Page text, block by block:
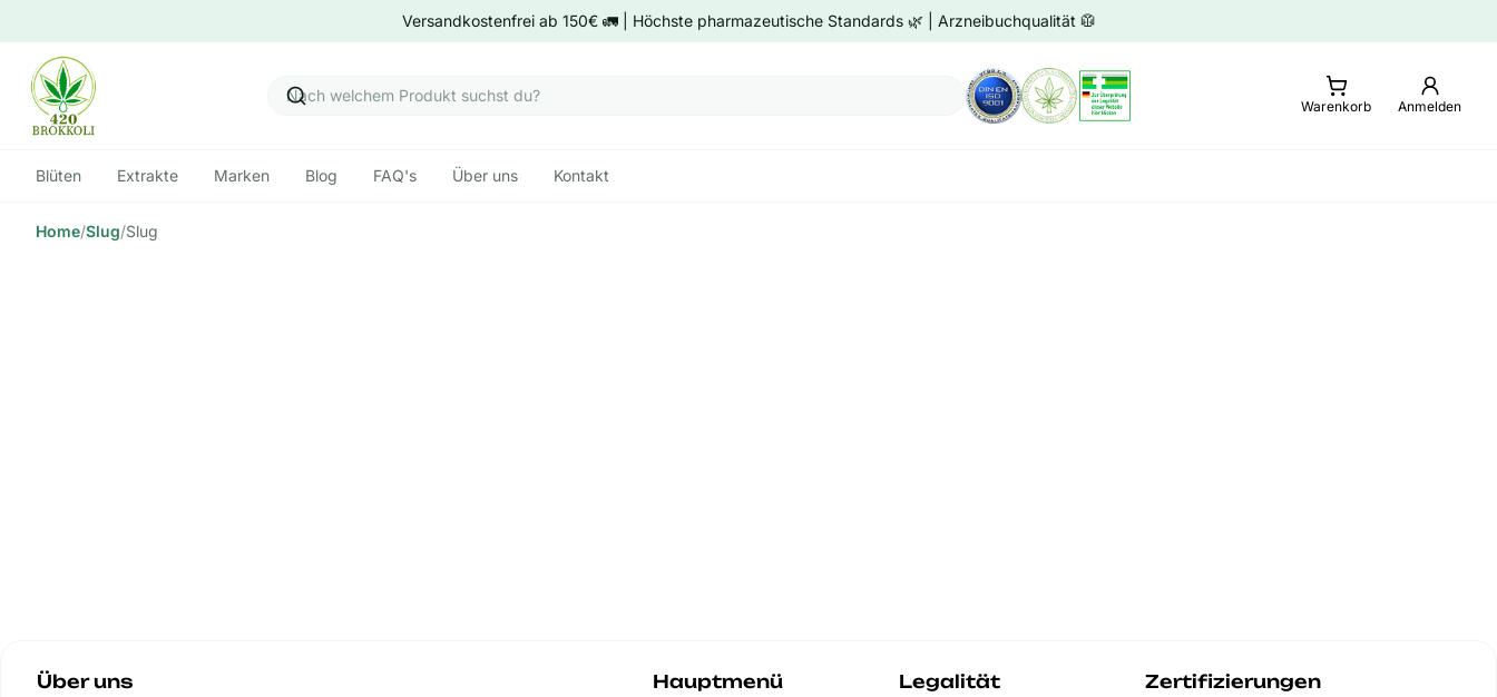
Versandkostenfrei ab 150€ 🚛 | Höchste pharmazeutische Standards 🌿 | Arzneibuchqualität 🥼
Warenkorb Anmelden
Blüten Extrakte Marken Blog FAQ's Über uns Kontakt
Home/Slug/Slug
Über uns
Hauptmenü
Legalität
Zertifizierungen